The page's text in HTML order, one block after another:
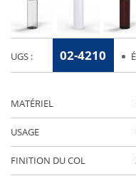
MATÉRIEL
USAGE
FINITION DU COL
UGS : 02-4210